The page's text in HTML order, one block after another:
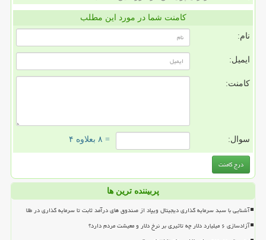
کامنت شما در مورد این مطلب
نام:
ایمیل:
کامنت:
سوال: = ۸ بعلاوه ۴
پربیننده ترین ها
آشنایی با سبد سرمایه گذاری دیجیتال ویپاد از صندوق های درآمد ثابت تا سرمایه گذاری در طلا
آزادسازی ۶ میلیارد دلار چه تاثیری بر نرخ دلار و معیشت مردم دارد؟